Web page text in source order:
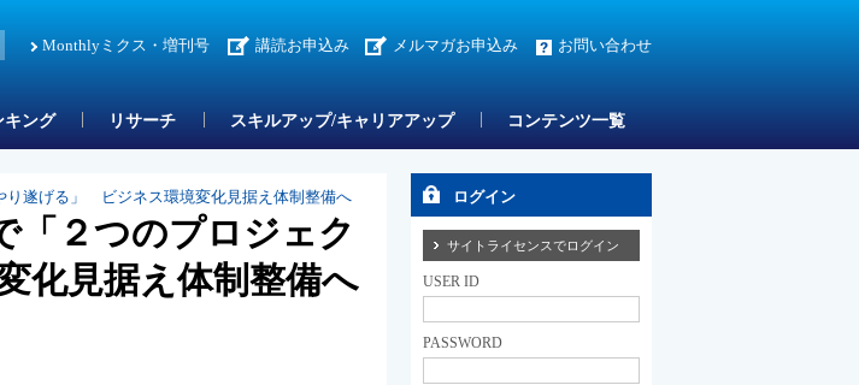
Monthlyミクス・増刊号 講読お申込み メルマガお申込み お問い合わせ
キング リサーチ スキルアップ/キャリアアップ コンテンツ一覧
遂げる」 ビジネス環境変化見据え体制整備へ
２つのプロジェク
化見据え体制整備へ
ログイン
サイトライセンスでログイン
USER ID
PASSWORD